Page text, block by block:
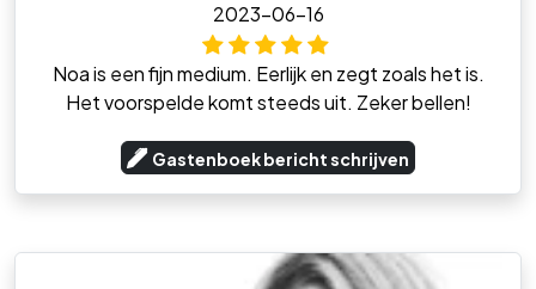
2023-06-16
Noa is een fijn medium. Eerlijk en zegt zoals het is.
Het voorspelde komt steeds uit. Zeker bellen!
Gastenboek bericht schrijven